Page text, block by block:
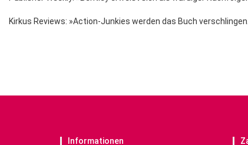
Kirkus Reviews: »Action-Junkies werden das Buch
Informationen